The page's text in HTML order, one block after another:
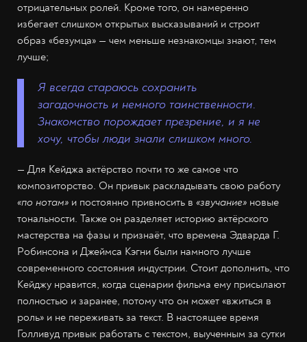
отрицательных ролей. Кроме того, он намеренно
избегает слишком открытых высказываний и строит
образ «безумца» — чем меньше незнакомцы знают, тем
лучше;
Я всегда стараюсь сохранить
загадочность и немного таинственности.
Знакомство порождает презрение, и я не
хочу, чтобы люди знали слишком много.
— Для Кейджа актёрство почти то же самое что
композиторство. Он привык раскладывать свою работу
«по нотам» и постоянно привносить в «звучание» новые
тональности. Также он разделяет историю актёрского
мастерства на фазы и признаёт, что времена Эдварда Г.
Робинсона и Джеймса Кэгни были намного лучше
современного состояния индустрии. Стоит дополнить, что
Кейджу нравится, когда сценарии фильма ему присылают
полностью и заранее, потому что он может «вжиться в
роль» и не переживать за текст. В настоящее время
Голливуд привык работать с текстом, выученным за сутки